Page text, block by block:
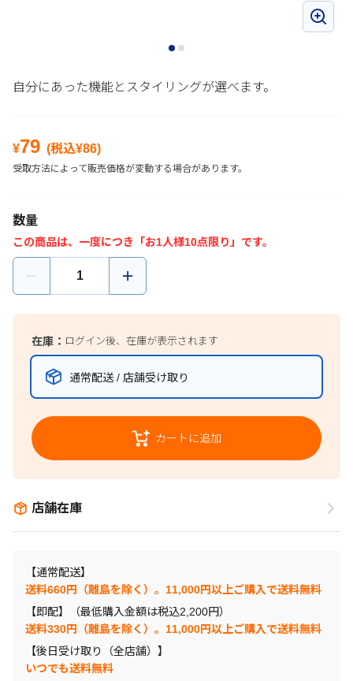
自分にあった機能とスタイリングが選べます。
¥79 (税込¥86)
受取方法によって販売価格が変動する場合があります。
数量
この商品は、一度につき「お1人様10点限り」です。
在庫： ログイン後、在庫が表示されます
通常配送 / 店舗受け取り
カートに追加
店舗在庫
【通常配送】
送料660円（離島を除く）。11,000円以上ご購入で送料無料
【即配】（最低購入金額は税込2,200円）
送料330円（離島を除く）。11,000円以上ご購入で送料無料
【後日受け取り（全店舗）】
いつでも送料無料